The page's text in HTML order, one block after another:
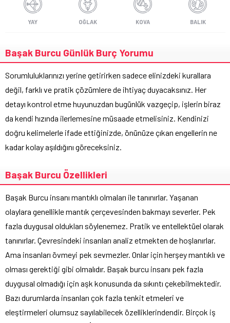
YAY OĞLAK KOVA BALIK
Başak Burcu Günlük Burç Yorumu
Sorumluluklarınızı yerine getirirken sadece elinizdeki kurallara
değil, farklı ve pratik çözümlere de ihtiyaç duyacaksınız. Her
detayı kontrol etme huyunuzdan bugünlük vazgeçip, işlerin biraz
da kendi hızında ilerlemesine müsaade etmelisiniz. Kendinizi
doğru kelimelerle ifade ettiğinizde, önünüze çıkan engellerin ne
kadar kolay aşıldığını göreceksiniz.
Başak Burcu Özellikleri
Başak Burcu insanı mantıklı olmaları ile tanınırlar. Yaşanan
olaylara genellikle mantık çerçevesinden bakmayı severler. Pek
fazla duygusal oldukları söylenemez. Pratik ve entellektüel olarak
tanınırlar. Çevresindeki insanları analiz etmekten de hoşlanırlar.
Ama insanları övmeyi pek sevmezler. Onlar için herşey mantıklı ve
olması gerektiği gibi olmalıdır. Başak burcu insanı pek fazla
duygusal olmadığı için aşk konusunda da sıkıntı çekebilmektedir.
Bazı durumlarda insanları çok fazla tenkit etmeleri ve
eleştirmeleri olumsuz sayılabilecek özelliklerindendir. Birçok iş